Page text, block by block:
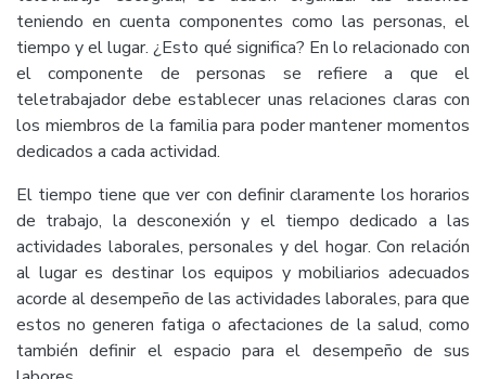
teniendo en cuenta componentes como las personas, el
tiempo y el lugar. ¿Esto qué significa? En lo relacionado con
el componente de personas se refiere a que el
teletrabajador debe establecer unas relaciones claras con
los miembros de la familia para poder mantener momentos
dedicados a cada actividad.
El tiempo tiene que ver con definir claramente los horarios
de trabajo, la desconexión y el tiempo dedicado a las
actividades laborales, personales y del hogar. Con relación
al lugar es destinar los equipos y mobiliarios adecuados
acorde al desempeño de las actividades laborales, para que
estos no generen fatiga o afectaciones de la salud, como
también definir el espacio para el desempeño de sus